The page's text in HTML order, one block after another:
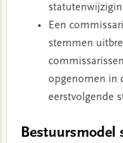
Een
stemmen
opgenomen in
eerstvolgende
Bestuursmodel